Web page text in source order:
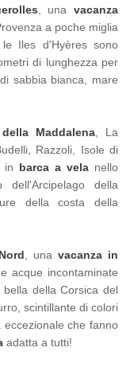
, una vacanza
a poche miglia
Iles d'Hyères sono
di lunghezza per
sabbia bianca, mare
Maddalena, La
Razzoli, Isole di
in barca a vela nello
della
della costa della
, una vacanza in
acque incontaminate
della Corsica del
scintillante di colori
che fanno
adatta a tutti!